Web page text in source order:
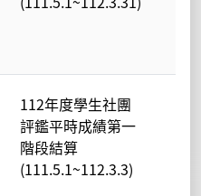
112年度學生社團
評鑑平時成績第一
階段結算
(111.5.1~112.3.3)